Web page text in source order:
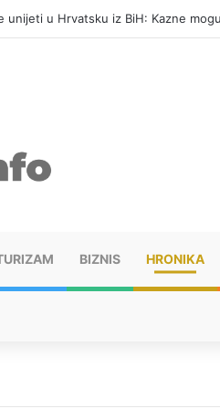
unijeti u Hrvatsku iz BiH: Kazne
BIZNIS HRONIKA